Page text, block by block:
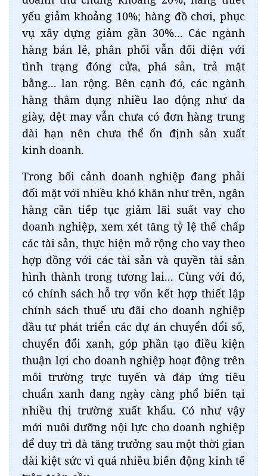
yếu giảm khoảng 10%; hàng đồ chơi, phục
vụ xây dựng giảm gần 30%... Các ngành
hàng bán lẻ, phân phối vẫn đối diện với
tình trạng đóng cửa, phá sản, trả mặt
bằng... lan rộng. Bên cạnh đó, các ngành
hàng thâm dụng nhiều lao động như da
giày, dệt may vẫn chưa có đơn hàng trung
dài hạn nên chưa thể ổn định sản xuất
kinh doanh.
Trong bối cảnh doanh nghiệp đang phải
đối mặt với nhiều khó khăn như trên, ngân
hàng cần tiếp tục giảm lãi suất vay cho
doanh nghiệp, xem xét tăng tỷ lệ thế chấp
các tài sản, thực hiện mở rộng cho vay theo
hợp đồng với các tài sản và quyền tài sản
hình thành trong tương lai... Cùng với đó,
có chính sách hỗ trợ vốn kết hợp thiết lập
chính sách thuế ưu đãi cho doanh nghiệp
đầu tư phát triển các dự án chuyển đổi số,
chuyển đổi xanh, góp phần tạo điều kiện
thuận lợi cho doanh nghiệp hoạt động trên
môi trường trực tuyến và đáp ứng tiêu
chuẩn xanh đang ngày càng phổ biến tại
nhiều thị trường xuất khẩu. Có như vậy
mới nuôi dưỡng nội lực cho doanh nghiệp
để duy trì đà tăng trưởng sau một thời gian
dài kiệt sức vì quá nhiều biến động kinh tế